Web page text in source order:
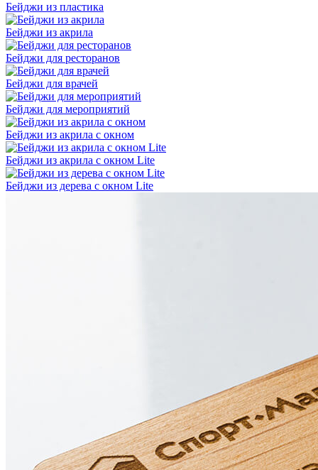
Бейджи из пластика
Бейджи из акрила
Бейджи для ресторанов
Бейджи для врачей
Бейджи для мероприятий
Бейджи из акрила с окном
Бейджи из акрила с окном Lite
Бейджи из дерева с окном Lite